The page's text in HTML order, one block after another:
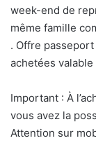
week-end de
même famille
. Offre
achetées
Important : À
vous avez la
Attention sur